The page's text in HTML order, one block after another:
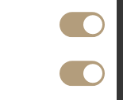
din placering,